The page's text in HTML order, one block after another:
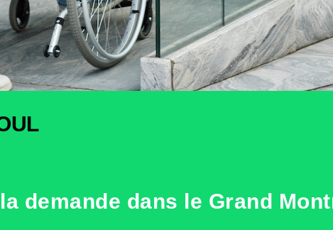
demande dans le Grand